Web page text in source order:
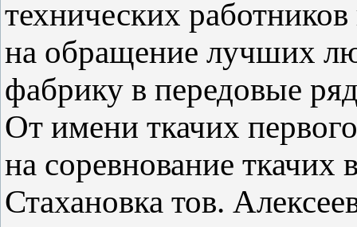
технических
на обращение лучших
фабрику в передовые
От имени ткачих
на соревнование ткачих
Стахановка тов.